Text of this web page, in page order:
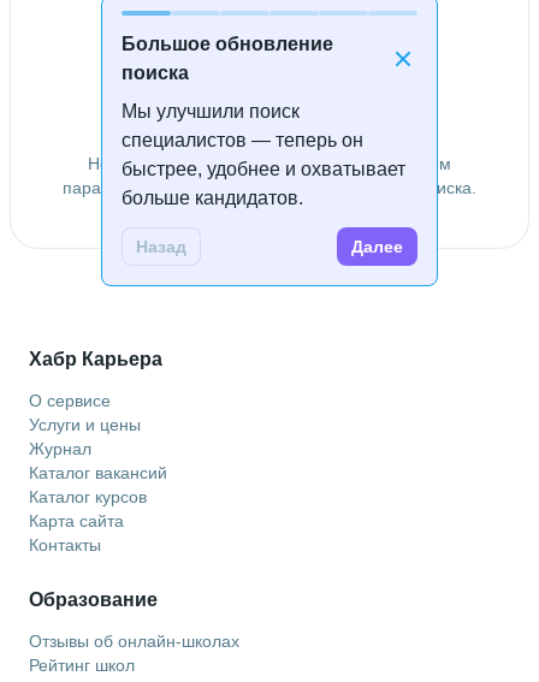
Большое обновление
поиска
Мы улучшили поиск
специалистов — теперь он
быстрее, удобнее и охватывает
больше кандидатов.
Назад Далее
Специалисты не найдены
Не удалось найти специалистов по заданным
параметрам. Попробуйте изменить условия поиска.
Хабр Карьера
О сервисе
Услуги и цены
Журнал
Каталог вакансий
Каталог курсов
Карта сайта
Контакты
Образование
Отзывы об онлайн-школах
Рейтинг школ